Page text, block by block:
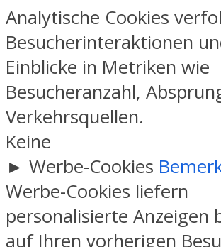
Analytische Cookies
Besucherinteraktionen
Einblicke in Metriken wie
Besucheranzahl,
Verkehrsquellen.
Keine
► Werbe-Cookies
Werbe-Cookies liefern
personalisierte Anzeigen
auf Ihren vorherigen